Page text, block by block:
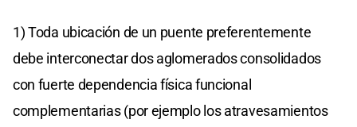
1) Toda ubicación de un puente preferentemente
debe interconectar dos aglomerados consolidados
con fuerte dependencia física funcional
complementarias (por ejemplo los atravesamientos